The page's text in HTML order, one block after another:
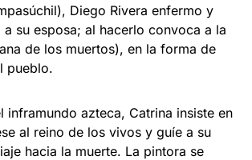
Diego Rivera enfermo y
su esposa; al hacerlo convoca a la
de los muertos), en la forma de
pueblo.
inframundo azteca, Catrina insiste en
al reino de los vivos y guíe a su
hacia la muerte. La pintora se